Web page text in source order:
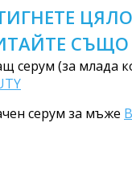
СЪЩО
серум (за млада
серум за мъже